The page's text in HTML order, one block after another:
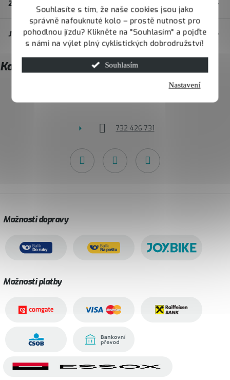
Souhlasíte s tím, že naše cookies jsou jako
správně nafouknuté kolo – prostě nutnost pro
pohodlnou jízdu? Klikněte na "Souhlasím" a pojďte
s námi na výlet plný cyklistických dobrodružství!
Souhlasím
Nastavení
t
í
Zákaznický servis
JOY.BIKE
Kontakt
732 426 731
Možnosti dopravy
Možnosti platby